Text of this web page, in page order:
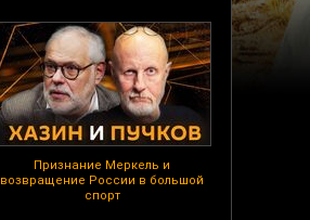
Признание Меркель и
возвращение России в большой
спорт